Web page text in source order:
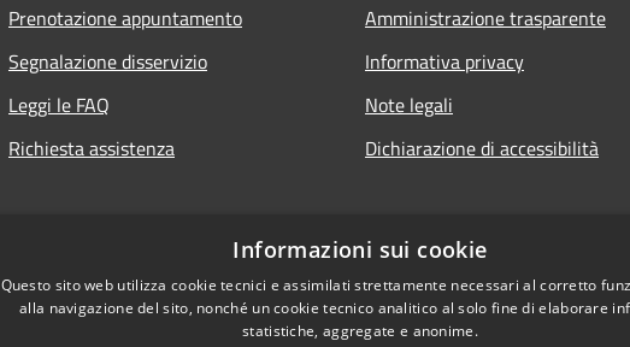
Prenotazione appuntamento
Segnalazione disservizio
Leggi le FAQ
Richiesta assistenza
Amministrazione trasparente
Informativa privacy
Note legali
Dichiarazione di accessibilità
Informazioni sui cookie
Questo sito web utilizza cookie tecnici e assimilati strettamente necessari al corretto
alla navigazione del sito, nonché un cookie tecnico analitico al solo fine di elaborare
statistiche, aggregate e anonime.